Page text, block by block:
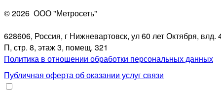
© 2026 ООО "Метросеть"
628606, Россия, г Нижневартовск, ул 60 лет Октября, влд.
П, стр. 8, этаж 3, помещ. 321
Политика в отношении обработки персональных данных
Публичная оферта об оказании услуг связи